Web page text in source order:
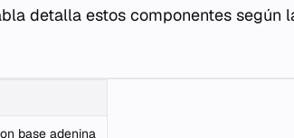
detalla estos componentes según
base adenina